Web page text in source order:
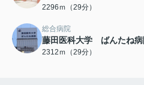
2296ｍ（29分）
総合病院
藤田医科大学 ばんたね病
2312ｍ（29分）